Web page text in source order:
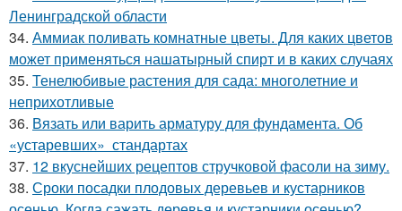
Ленинградской области
34. Аммиак поливать комнатные цветы. Для каких цветов
может применяться нашатырный спирт и в каких случаях
35. Тенелюбивые растения для сада: многолетние и
неприхотливые
36. Вязать или варить арматуру для фундамента. Об
«устаревших» стандартах
37. 12 вкуснейших рецептов стручковой фасоли на зиму.
38. Сроки посадки плодовых деревьев и кустарников